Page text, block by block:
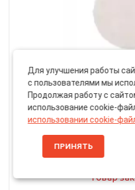
Артикул: 34458601
Отверстий, 150мм, P80
Товар
Для улучшения работы
с пользователями мы
Продолжая работу с
использование cookie-
использовании cookie-
ПРИНЯТЬ